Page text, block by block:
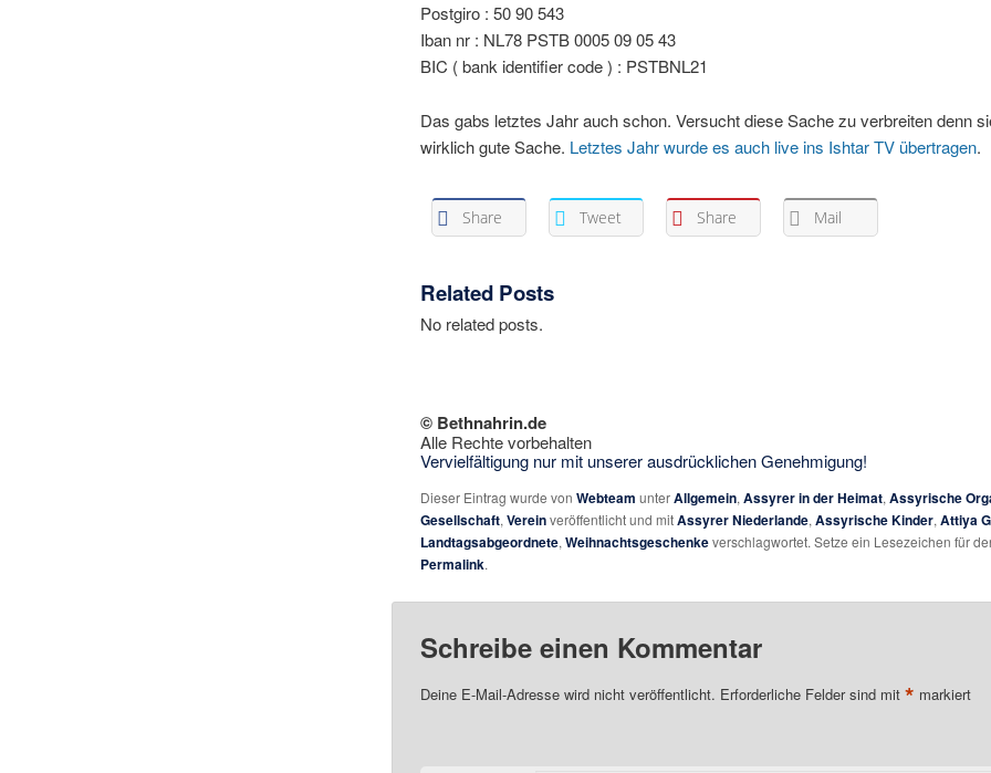
Postgiro : 50 90 543
Iban nr : NL78 PSTB 0005 09 05 43
BIC ( bank identifier code ) : PSTBNL21
Das gabs letztes Jahr auch schon. Versucht diese Sache zu verbreiten denn
wirklich gute Sache. Letztes Jahr wurde es auch live ins Ishtar TV übertragen.
Share Tweet Share Mail
Related Posts
No related posts.
© Bethnahrin.de
Alle Rechte vorbehalten
Vervielfältigung nur mit unserer ausdrücklichen Genehmigung!
Dieser Eintrag wurde von Webteam unterAllgemein, Assyrer in der Heimat, Assyrische
Gesellschaft, Vereinveröffentlicht und mitAssyrer Niederlande, Assyrische Kinder, Attiya
Landtagsabgeordnete, Weihnachtsgeschenkeverschlagwortet. Setze ein Lesezeichen für
Permalink.
Schreibe einen Kommentar
Deine E-Mail-Adresse wird nicht veröffentlicht. Erforderliche Felder sind mit * markiert